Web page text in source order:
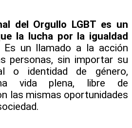
del Orgullo LGBT es un
la lucha por la igualdad
Es un llamado a la acción
personas, sin importar su
o identidad de género,
vida plena, libre de
las mismas oportunidades